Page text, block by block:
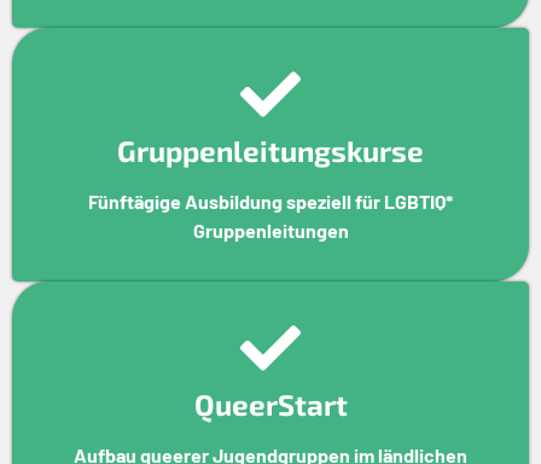
Gruppenleitungskurse
Fünftägige Ausbildung speziell für LGBTIQ*
Gruppenleitungen
QueerStart
Aufbau queerer Jugendgruppen im ländlichen